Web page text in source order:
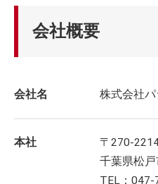
会社概要
会社名 株式会社
本社
〒270-
千葉県松
TEL：047-